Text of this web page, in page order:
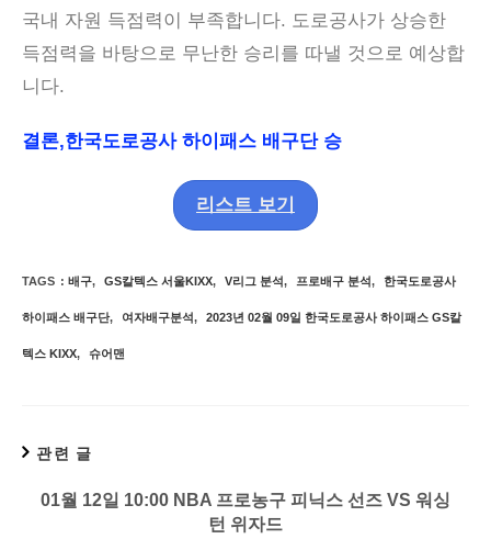
국내 자원 득점력이 부족합니다. 도로공사가 상승한
득점력을 바탕으로 무난한 승리를 따낼 것으로 예상합
니다.
결론,한국도로공사 하이패스 배구단 승
리스트 보기
TAGS : 배구, GS칼텍스 서울KIXX, V리그 분석, 프로배구 분석, 한국도로공사
하이패스 배구단, 여자배구분석, 2023년 02월 09일 한국도로공사 하이패스 GS칼
텍스 KIXX, 슈어맨
관련 글
01월 12일 10:00 NBA 프로농구 피닉스 선즈 VS 워싱
턴 위자드